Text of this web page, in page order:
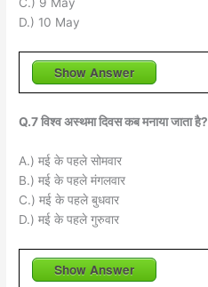
C.) 9 May
D.) 10 May
Show Answer
Q.7 विश्व अस्थमा दिवस कब मनाया जाता है?
A.) मई के पहले सोमवार
B.) मई के पहले मंगलवार
C.) मई के पहले बुधवार
D.) मई के पहले गुरुवार
Show Answer